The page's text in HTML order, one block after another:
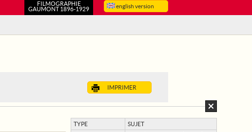
english version
FILMOGRAPHIE
GAUMONT 1896-1929
IMPRIMER
TYPE SUJET